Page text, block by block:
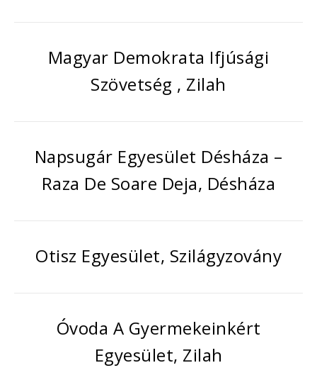
Magyar Demokrata Ifjúsági
Szövetség , Zilah
Napsugár Egyesület Désháza –
Raza De Soare Deja, Désháza
Otisz Egyesület, Szilágyzovány
Óvoda A Gyermekeinkért
Egyesület, Zilah